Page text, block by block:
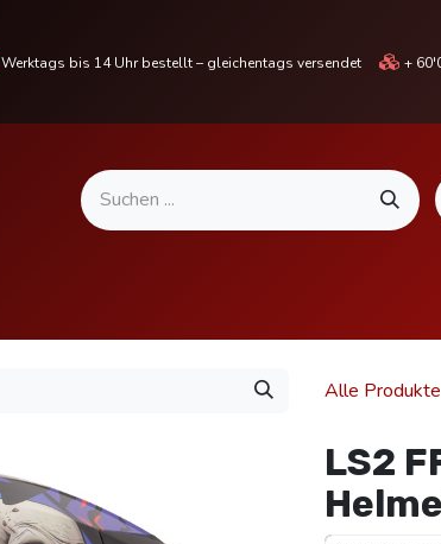
Werktags bis 14 Uhr bestellt – gleichentags versendet +
Alle Produkte
LS2